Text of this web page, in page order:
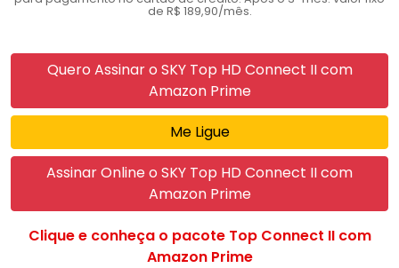
de R$ 189,90/mês.
Quero Assinar o SKY Top HD Connect II com
Amazon Prime
Me Ligue
Assinar Online o SKY Top HD Connect II com
Amazon Prime
Clique e conheça o pacote Top Connect II com
Amazon Prime